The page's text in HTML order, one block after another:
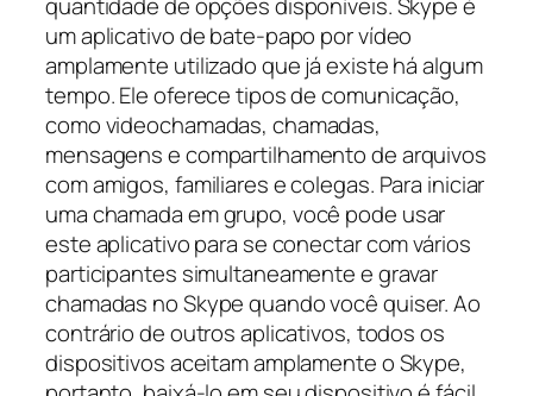
um aplicativo de bate-papo por vídeo
amplamente utilizado que já existe há algum
tempo. Ele oferece tipos de comunicação,
como videochamadas, chamadas,
mensagens e compartilhamento de arquivos
com amigos, familiares e colegas. Para iniciar
uma chamada em grupo, você pode usar
este aplicativo para se conectar com vários
participantes simultaneamente e gravar
chamadas no Skype quando você quiser. Ao
contrário de outros aplicativos, todos os
dispositivos aceitam amplamente o Skype,